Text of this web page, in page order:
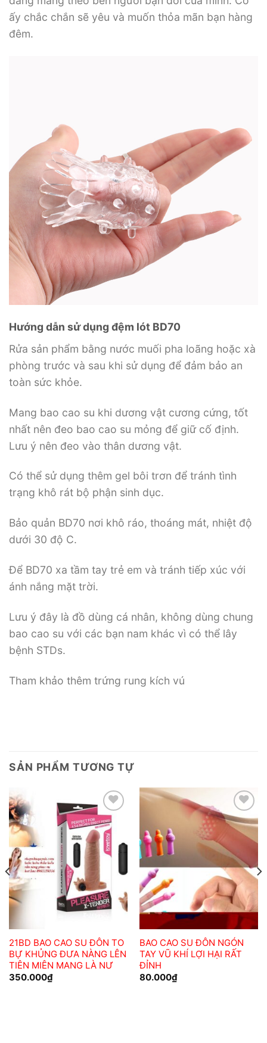
ấy chắc chắn sẽ yêu và muốn thỏa mãn bạn hàng
đêm.
Hướng dẫn sử dụng đệm lót BD70
Rửa sản phẩm bằng nước muối pha loãng hoặc xà
phòng trước và sau khi sử dụng để đảm bảo an
toàn sức khỏe.
Mang bao cao su khi dương vật cương cứng, tốt
nhất nên đeo bao cao su mỏng để giữ cố định.
Lưu ý nên đeo vào thân dương vật.
Có thể sử dụng thêm gel bôi trơn để tránh tình
trạng khô rát bộ phận sinh dục.
Bảo quản BD70 nơi khô ráo, thoáng mát, nhiệt độ
dưới 30 độ C.
Để BD70 xa tầm tay trẻ em và tránh tiếp xúc với
ánh nắng mặt trời.
Lưu ý đây là đồ dùng cá nhân, không dùng chung
bao cao su với các bạn nam khác vì có thể lây
bệnh STDs.
Tham khảo thêm trứng rung kích vú
SẢN PHẨM TƯƠNG TỰ
Add to
wishlist
21BD BAO CAO SU ĐÔN TO
BỰ KHỦNG ĐƯA NÀNG LÊN
TIÊN MIÊN MANG LÀ NƯ
350.000₫
Add to
wishlist
BAO CAO SU ĐÔN NGÓN
TAY VŨ KHÍ LỢI HẠI RẤT
ĐỈNH
80.000₫